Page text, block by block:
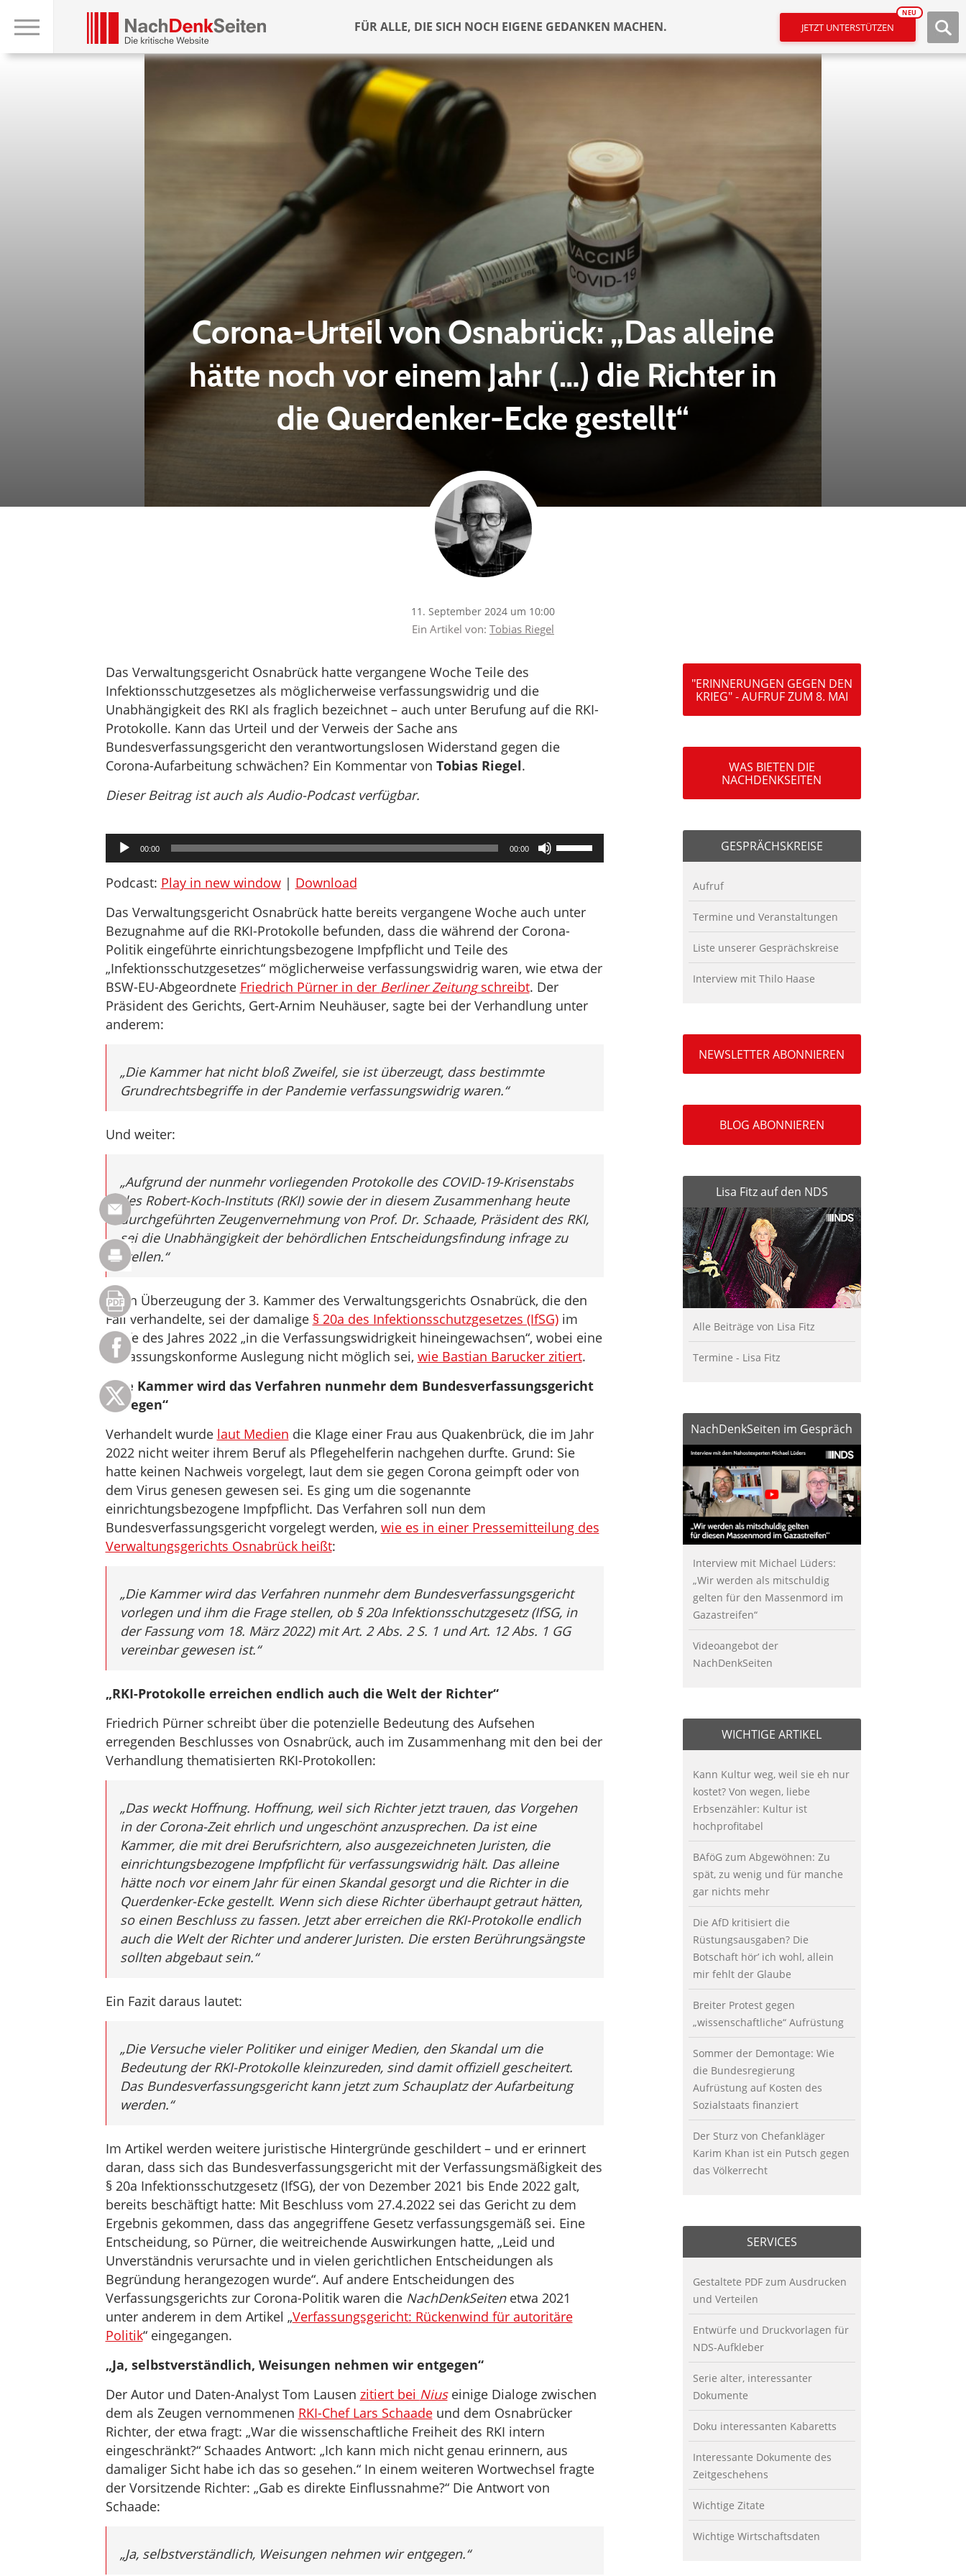
FÜR ALLE, DIE SICH NOCH EIGENE GEDANKEN MACHEN. JETZT UNTERSTÜTZEN
NEU
Corona-Urteil von Osnabrück: „Das alleine
hätte noch vor einem Jahr (…) die Richter in
die Querdenker-Ecke gestellt“
11. September 2024 um 10:00
Ein Artikel von: Tobias Riegel
Das Verwaltungsgericht Osnabrück hatte vergangene Woche Teile des
Infektionsschutzgesetzes als möglicherweise verfassungswidrig und die
Unabhängigkeit des RKI als fraglich bezeichnet – auch unter Berufung auf die RKI-
Protokolle. Kann das Urteil und der Verweis der Sache ans
Bundesverfassungsgericht den verantwortungslosen Widerstand gegen die
Corona-Aufarbeitung schwächen? Ein Kommentar von Tobias Riegel.
Dieser Beitrag ist auch als Audio-Podcast verfügbar.
Audio-
Player
00:00 00:00
Pfeiltasten
Hoch/Runter
die
Lautstärke
regeln.
Podcast: Play in new window| Download
Das Verwaltungsgericht Osnabrück hatte bereits vergangene Woche auch unter
Bezugnahme auf die RKI-Protokolle befunden, dass die während der Corona-
Politik eingeführte einrichtungsbezogene Impfpflicht und Teile des
„Infektionsschutzgesetzes“ möglicherweise verfassungswidrig waren, wie etwa der
BSW-EU-Abgeordnete Friedrich Pürner in der Berliner Zeitungschreibt. Der
Präsident des Gerichts, Gert-Arnim Neuhäuser, sagte bei der Verhandlung unter
anderem:
„Die Kammer hat nicht bloß Zweifel, sie ist überzeugt, dass bestimmte
Grundrechtsbegriffe in der Pandemie verfassungswidrig waren.“
Und weiter:
„Aufgrund der nunmehr vorliegenden Protokolle des COVID-19-Krisenstabs
des Robert-Koch-Instituts (RKI) sowie der in diesem Zusammenhang heute
durchgeführten Zeugenvernehmung von Prof. Dr. Schaade, Präsident des RKI,
sei die Unabhängigkeit der behördlichen Entscheidungsfindung infrage zu
stellen.“
Nach Überzeugung der 3. Kammer des Verwaltungsgerichts Osnabrück, die den
Fall verhandelte, sei der damalige § 20a des Infektionsschutzgesetzes (IfSG)im
Laufe des Jahres 2022 „in die Verfassungswidrigkeit hineingewachsen“, wobei eine
verfassungskonforme Auslegung nicht möglich sei, wie Bastian Barucker zitiert.
„Die Kammer wird das Verfahren nunmehr dem Bundesverfassungsgericht
vorlegen“
Verhandelt wurde laut Medien die Klage einer Frau aus Quakenbrück, die im Jahr
2022 nicht weiter ihrem Beruf als Pflegehelferin nachgehen durfte. Grund: Sie
hatte keinen Nachweis vorgelegt, laut dem sie gegen Corona geimpft oder von
dem Virus genesen gewesen sei. Es ging um die sogenannte
einrichtungsbezogene Impfpflicht. Das Verfahren soll nun dem
Bundesverfassungsgericht vorgelegt werden, wie es in einer Pressemitteilung des
Verwaltungsgerichts Osnabrück heißt:
„Die Kammer wird das Verfahren nunmehr dem Bundesverfassungsgericht
vorlegen und ihm die Frage stellen, ob § 20a Infektionsschutzgesetz (IfSG, in
der Fassung vom 18. März 2022) mit Art. 2 Abs. 2 S. 1 und Art. 12 Abs. 1 GG
vereinbar gewesen ist.“
„RKI-Protokolle erreichen endlich auch die Welt der Richter“
Friedrich Pürner schreibt über die potenzielle Bedeutung des Aufsehen
erregenden Beschlusses von Osnabrück, auch im Zusammenhang mit den bei der
Verhandlung thematisierten RKI-Protokollen:
„Das weckt Hoffnung. Hoffnung, weil sich Richter jetzt trauen, das Vorgehen
in der Corona-Zeit ehrlich und ungeschönt anzusprechen. Da ist eine
Kammer, die mit drei Berufsrichtern, also ausgezeichneten Juristen, die
einrichtungsbezogene Impfpflicht für verfassungswidrig hält. Das alleine
hätte noch vor einem Jahr für einen Skandal gesorgt und die Richter in die
Querdenker-Ecke gestellt. Wenn sich diese Richter überhaupt getraut hätten,
so einen Beschluss zu fassen. Jetzt aber erreichen die RKI-Protokolle endlich
auch die Welt der Richter und anderer Juristen. Die ersten Berührungsängste
sollten abgebaut sein.“
Ein Fazit daraus lautet:
„Die Versuche vieler Politiker und einiger Medien, den Skandal um die
Bedeutung der RKI-Protokolle kleinzureden, sind damit offiziell gescheitert.
Das Bundesverfassungsgericht kann jetzt zum Schauplatz der Aufarbeitung
werden.“
Im Artikel werden weitere juristische Hintergründe geschildert – und er erinnert
daran, dass sich das Bundesverfassungsgericht mit der Verfassungsmäßigkeit des
§ 20a Infektionsschutzgesetz (IfSG), der von Dezember 2021 bis Ende 2022 galt,
bereits beschäftigt hatte: Mit Beschluss vom 27.4.2022 sei das Gericht zu dem
Ergebnis gekommen, dass das angegriffene Gesetz verfassungsgemäß sei. Eine
Entscheidung, so Pürner, die weitreichende Auswirkungen hatte, „Leid und
Unverständnis verursachte und in vielen gerichtlichen Entscheidungen als
Begründung herangezogen wurde“. Auf andere Entscheidungen des
Verfassungsgerichts zur Corona-Politik waren die NachDenkSeitenetwa 2021
unter anderem in dem Artikel „Verfassungsgericht: Rückenwind für autoritäre
Politik“ eingegangen.
„Ja, selbstverständlich, Weisungen nehmen wir entgegen“
Der Autor und Daten-Analyst Tom Lausen zitiert bei Niuseinige Dialoge zwischen
dem als Zeugen vernommenen RKI-Chef Lars Schaadeund dem Osnabrücker
Richter, der etwa fragt: „War die wissenschaftliche Freiheit des RKI intern
eingeschränkt?“ Schaades Antwort: „Ich kann mich nicht genau erinnern, aus
damaliger Sicht habe ich das so gesehen.“ In einem weiteren Wortwechsel fragte
der Vorsitzende Richter: „Gab es direkte Einflussnahme?“ Die Antwort von
Schaade:
„Ja, selbstverständlich, Weisungen nehmen wir entgegen.“
"ERINNERUNGEN GEGEN DEN
KRIEG" - AUFRUF ZUM 8. MAI
WAS BIETEN DIE
NACHDENKSEITEN
GESPRÄCHSKREISE
Aufruf
Termine und Veranstaltungen
Liste unserer Gesprächskreise
Interview mit Thilo Haase
NEWSLETTER ABONNIEREN
BLOG ABONNIEREN
Lisa Fitz auf den NDS
Alle Beiträge von Lisa Fitz
Termine - Lisa Fitz
NachDenkSeiten im Gespräch
Interview mit Michael Lüders:
„Wir werden als mitschuldig
gelten für den Massenmord im
Gazastreifen“
Videoangebot der
NachDenkSeiten
WICHTIGE ARTIKEL
Kann Kultur weg, weil sie eh nur
kostet? Von wegen, liebe
Erbsenzähler: Kultur ist
hochprofitabel
BAföG zum Abgewöhnen: Zu
spät, zu wenig und für manche
gar nichts mehr
Die AfD kritisiert die
Rüstungsausgaben? Die
Botschaft hör’ ich wohl, allein
mir fehlt der Glaube
Breiter Protest gegen
„wissenschaftliche“ Aufrüstung
Sommer der Demontage: Wie
die Bundesregierung
Aufrüstung auf Kosten des
Sozialstaats finanziert
Der Sturz von Chefankläger
Karim Khan ist ein Putsch gegen
das Völkerrecht
SERVICES
Gestaltete PDF zum Ausdrucken
und Verteilen
Entwürfe und Druckvorlagen für
NDS-Aufkleber
Serie alter, interessanter
Dokumente
Doku interessanten Kabaretts
Interessante Dokumente des
Zeitgeschehens
Wichtige Zitate
Wichtige Wirtschaftsdaten